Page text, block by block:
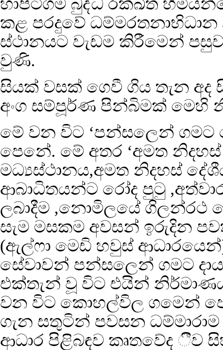
හාපිටිගම බුද්ධ රක්ඛිත
කළ පරදුවේ ධම්මරතනාභිධාන
ස්ථානයට වැඩම කිරීමෙන්
වුණි.
සියක් වසක් ගෙවී ගිය තැන අද
අංග සම්පූර්ණ පින්බිමක් මෙහි
මේ වන විට ‘පන්සලෙන් ගමට
පෙනේ. මේ අතර ‘අමත
මධ්‍යස්ථානය,අමත නිදහස්
ආබාධිතයන්ට රෝද පුටු
ලබාදීම ,නොමිලයේ ගිලන්රථ
සැම මසකම අවසන් ඉරුදින
(ඇල්ෆා මෙඩි හවුස්
සේවාවන් පන්සලෙන් ගමට
එක්තැන් වූ විට එයින්
වන විට කොහල්විල ගමෙන්
ගැන සතුටින් පවසන
ආධාර පිළිබඳව කෘතවේද ීව